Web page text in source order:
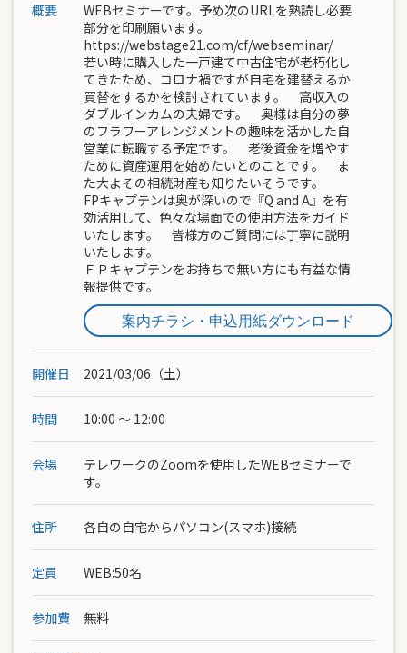
概要
WEBセミナーです。予め次のURLを熟読し必要
部分を印刷願います。
https://webstage21.com/cf/webseminar/
若い時に購入した一戸建て中古住宅が老朽化し
てきたため、コロナ禍ですが自宅を建替えるか
買替をするかを検討されています。 高収入の
ダブルインカムの夫婦です。 奥様は自分の夢
のフラワーアレンジメントの趣味を活かした自
営業に転職する予定です。 老後資金を増やす
ために資産運用を始めたいとのことです。 ま
た大よその相続財産も知りたいそうです。
FPキャプテンは奥が深いので『Q and A』を有
効活用して、色々な場面での使用方法をガイド
いたします。 皆様方のご質問には丁寧に説明
いたします。
ＦＰキャプテンをお持ちで無い方にも有益な情
報提供です。
案内チラシ・申込用紙ダウンロード
開催日 2021/03/06（土）
時間 10:00 ～ 12:00
会場
テレワークのZoomを使用したWEBセミナーで
す。
住所 各自の自宅からパソコン(スマホ)接続
定員 WEB:50名
参加費 無料